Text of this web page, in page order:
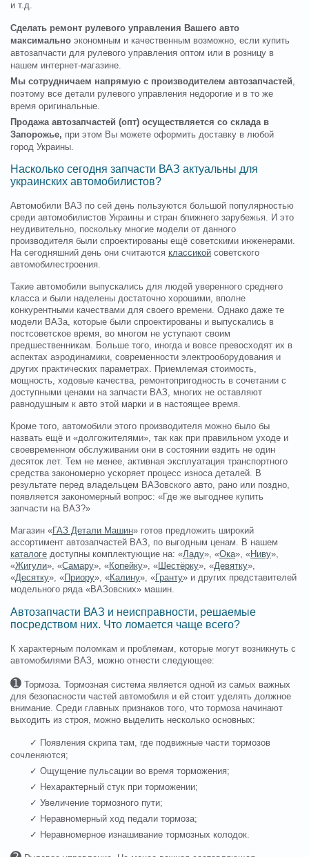
и т.д.
Сделать ремонт рулевого управления Вашего авто
максимально экономным и качественным возможно, если купить
автозапчасти для рулевого управления оптом или в розницу в
нашем интернет-магазине.
Мы сотрудничаем напрямую с производителем автозапчастей,
поэтому все детали рулевого управления недорогие и в то же
время оригинальные.
Продажа автозапчастей (опт) осуществляется со склада в
Запорожье, при этом Вы можете оформить доставку в любой
город Украины.
Насколько сегодня запчасти ВАЗ актуальны для
украинских автомобилистов?
Автомобили ВАЗ по сей день пользуются большой популярностью
среди автомобилистов Украины и стран ближнего зарубежья. И это
неудивительно, поскольку многие модели от данного
производителя были спроектированы ещё советскими инженерами.
На сегодняшний день они считаются классикой советского
автомобилестроения.
Такие автомобили выпускались для людей уверенного среднего
класса и были наделены достаточно хорошими, вполне
конкурентными качествами для своего времени. Однако даже те
модели ВАЗа, которые были спроектированы и выпускались в
постсоветское время, во многом не уступают своим
предшественникам. Больше того, иногда и вовсе превосходят их в
аспектах аэродинамики, современности электрооборудования и
других практических параметрах. Приемлемая стоимость,
мощность, ходовые качества, ремонтопригодность в сочетании с
доступными ценами на запчасти ВАЗ, многих не оставляют
равнодушным к авто этой марки и в настоящее время.
Кроме того, автомобили этого производителя можно было бы
назвать ещё и «долгожителями», так как при правильном уходе и
своевременном обслуживании они в состоянии ездить не один
десяток лет. Тем не менее, активная эксплуатация транспортного
средства закономерно ускоряет процесс износа деталей. В
результате перед владельцем ВАЗовского авто, рано или поздно,
появляется закономерный вопрос: «Где же выгоднее купить
запчасти на ВАЗ?»
Магазин « ГАЗ Детали Машин» готов предложить широкий
ассортимент автозапчастей ВАЗ, по выгодным ценам. В нашем
каталоге доступны комплектующие на: «Ладу», «Ока», «Ниву»,
«Жигули», «Самару», «Копейку», «Шестёрку», «Девятку»,
«Десятку», « Приору», «Калину», « Гранту» и других представителей
модельного ряда «ВАЗовских» машин.
Автозапчасти ВАЗ и неисправности, решаемые
посредством них. Что ломается чаще всего?
К характерным поломкам и проблемам, которые могут возникнуть с
автомобилями ВАЗ, можно отнести следующее:
➊ Тормоза. Тормозная система является одной из самых важных
для безопасности частей автомобиля и ей стоит уделять должное
внимание. Среди главных признаков того, что тормоза начинают
выходить из строя, можно выделить несколько основных:
✓ Появления скрипа там, где подвижные части тормозов
сочленяются;
✓ Ощущение пульсации во время торможения;
✓ Нехарактерный стук при торможении;
✓ Увеличение тормозного пути;
✓ Неравномерный ход педали тормоза;
✓ Неравномерное изнашивание тормозных колодок.